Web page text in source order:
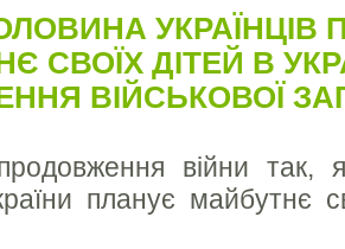
УКРАЇНЦІВ
СВОЇХ ДІТЕЙ В
ВІЙСЬКОВОЇ
війни так,
планує майбутнє